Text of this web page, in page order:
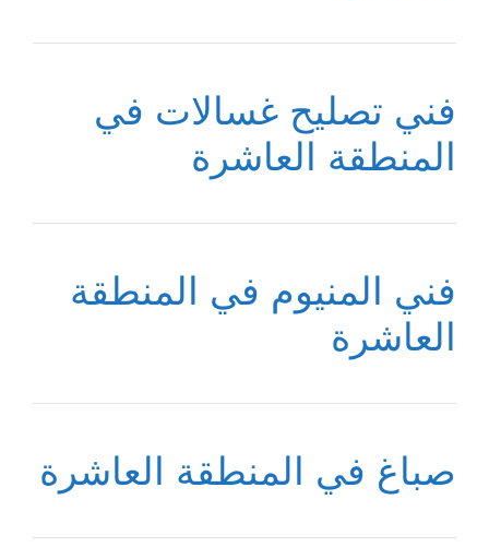
فني تصليح غسالات في
المنطقة العاشرة
فني المنيوم في المنطقة
العاشرة
صباغ في المنطقة العاشرة